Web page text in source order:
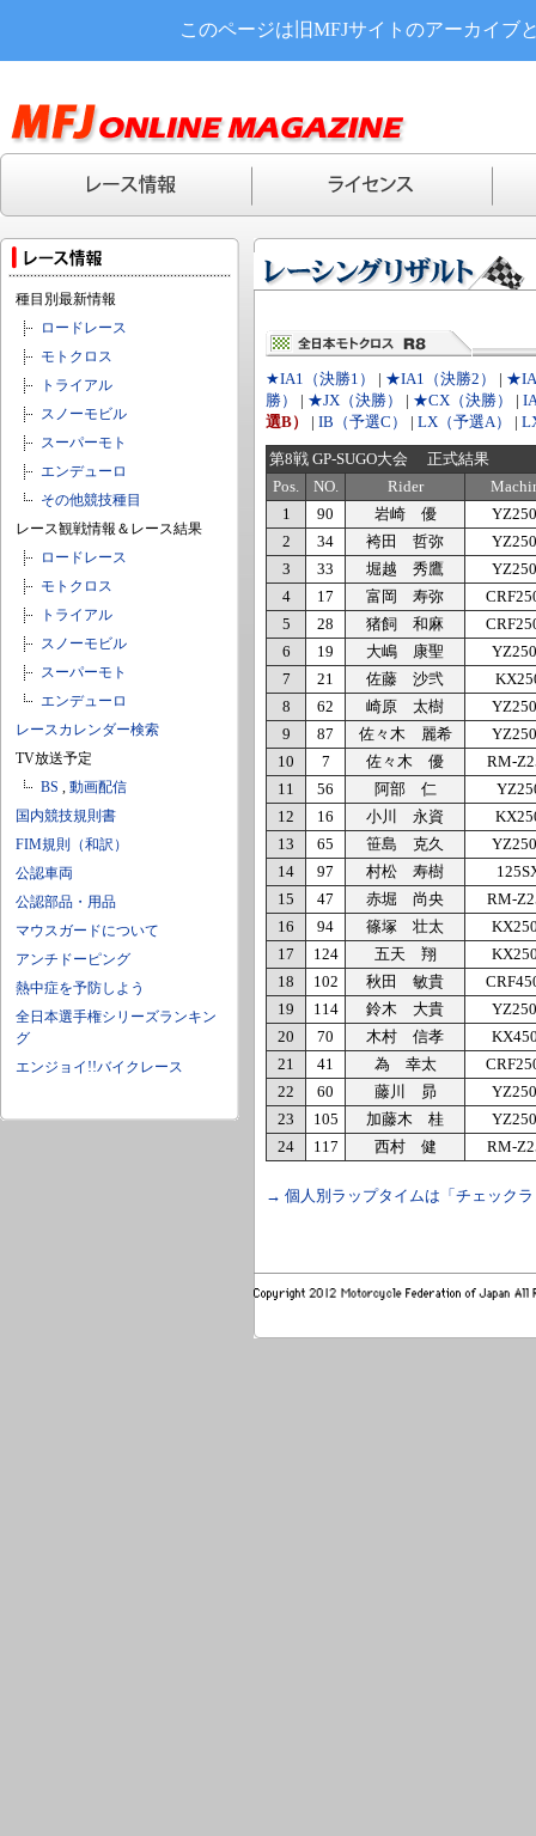
このページは旧MFJサイトのアーカイブ
種目別最新情報
ロードレース
モトクロス
トライアル
スノーモビル
スーパーモト
エンデューロ
その他競技種目
レース観戦情報＆レース結果
ロードレース
モトクロス
トライアル
スノーモビル
スーパーモト
エンデューロ
レースカレンダー検索
TV放送予定
BS , 動画配信
国内競技規則書
FIM規則（和訳）
公認車両
公認部品・用品
マウスガードについて
アンチドーピング
熱中症を予防しよう
全日本選手権シリーズランキン
グ
エンジョイ!!バイクレース
★IA1（決勝1） | ★IA1（決勝2） |
勝）
| ★JX（決勝） | ★CX（決勝） |
選B）
| IB（予選C） | LX（予選A） |
第8戦 GP-SUGO大会 正式結果
Pos.
NO. Rider
1
90 岩崎 優
2
34 袴田 哲弥
3
33 堀越 秀鷹
4
17 富岡 寿弥
5
28 猪飼 和麻
6
19 大嶋 康聖
7
21 佐藤 沙弐
8
62 崎原 太樹
9
87 佐々木 麗希
10
7 佐々木 優
RM-
11
56 阿部 仁
12
16 小川 永資
13
65 笹島 克久
14
97 村松 寿樹
15
47 赤堀 尚央
RM-
16
94 篠塚 壮太
17
124 五天 翔
18
102 秋田 敏貴
19
114 鈴木 大貴
20
70 木村 信孝
21
41 為 幸太
22
60 藤川 昴
23
105 加藤木 桂
24
117 西村 健 RM-
→ 個人別ラップタイムは「チェック